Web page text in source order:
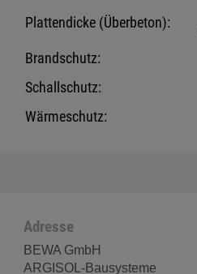
Plattendicke (Überbeton):
Brandschutz:
Schallschutz:
Wärmeschutz:
Adresse
BEWA GmbH
ARGISOL-Bausysteme